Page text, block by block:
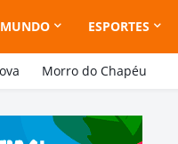
MUNDO ESPORTES
Morro do Chapéu